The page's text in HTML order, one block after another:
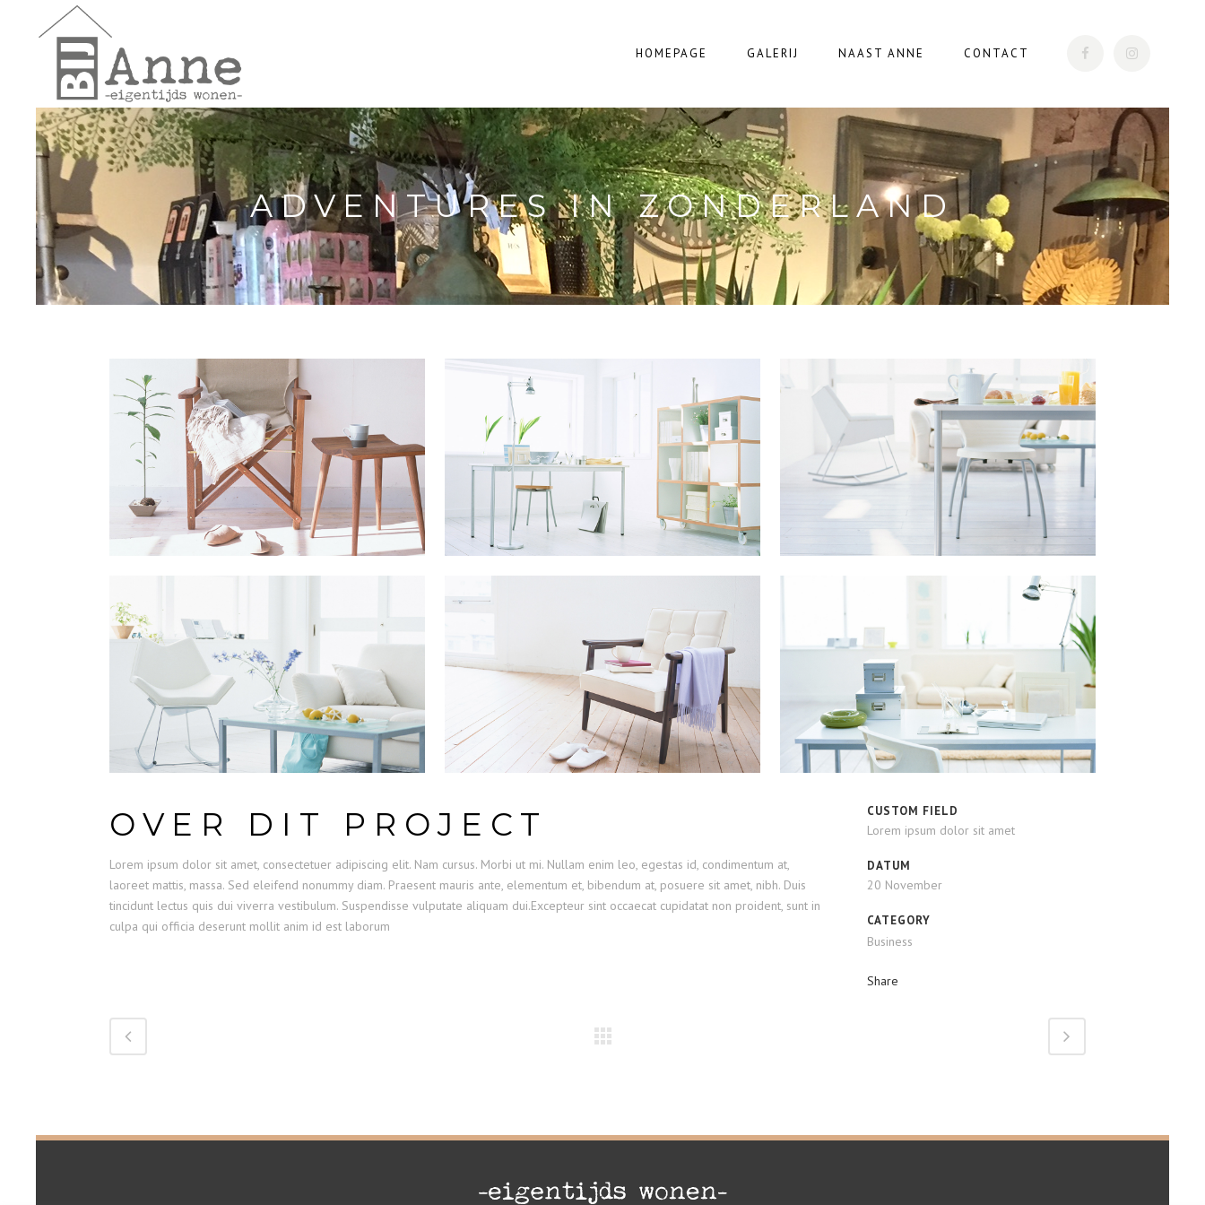
HOMEPAGE GALERIJ NAAST ANNE CONTACT
ADVENTURES IN ZONDERLAND
OVER DIT PROJECT
Lorem ipsum dolor sit amet, consectetuer adipiscing elit. Nam cursus. Morbi ut mi. Nullam enim leo, egestas id, condimentum at,
laoreet mattis, massa. Sed eleifend nonummy diam. Praesent mauris ante, elementum et, bibendum at, posuere sit amet, nibh. Duis
tincidunt lectus quis dui viverra vestibulum. Suspendisse vulputate aliquam dui.Excepteur sint occaecat cupidatat non proident, sunt in
culpa qui officia deserunt mollit anim id est laborum
CUSTOM FIELD
Lorem ipsum dolor sit amet
DATUM
20 November
CATEGORY
Business
Share